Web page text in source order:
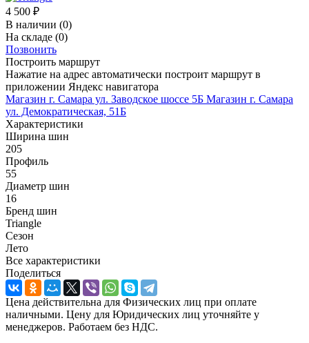
4 500 ₽
В наличии (0)
На складе (0)
Позвонить
Построить маршрут
Нажатие на адрес автоматически построит маршрут в
приложении Яндекс навигатора
Магазин г. Самара ул. Заводское шоссе 5Б Магазин г. Самара
ул. Демократическая, 51Б
Характеристики
Ширина шин
205
Профиль
55
Диаметр шин
16
Бренд шин
Triangle
Сезон
Лето
Все характеристики
Поделиться
Цена действительна для Физических лиц при оплате
наличными. Цену для Юридических лиц уточняйте у
менеджеров. Работаем без НДС.